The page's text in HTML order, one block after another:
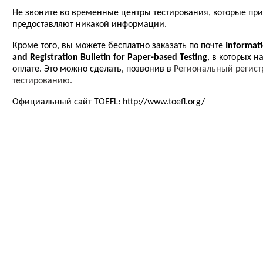
Не звоните во временные центры тестирования, которые
предоставляют никакой информации.
Кроме того, вы можете бесплатно заказать по почте
and Registration Bulletin for Paper-based Testing, в которых
оплате. Это можно сделать, позвонив в Региональный
тестированию.
Официальный сайт TOEFL: http://www.toefl.org/